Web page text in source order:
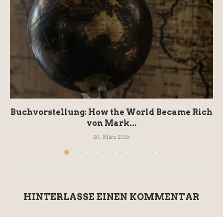
Buchvorstellung: How the World Became Rich
von Mark...
20. März 2025
HINTERLASSE EINEN KOMMENTAR